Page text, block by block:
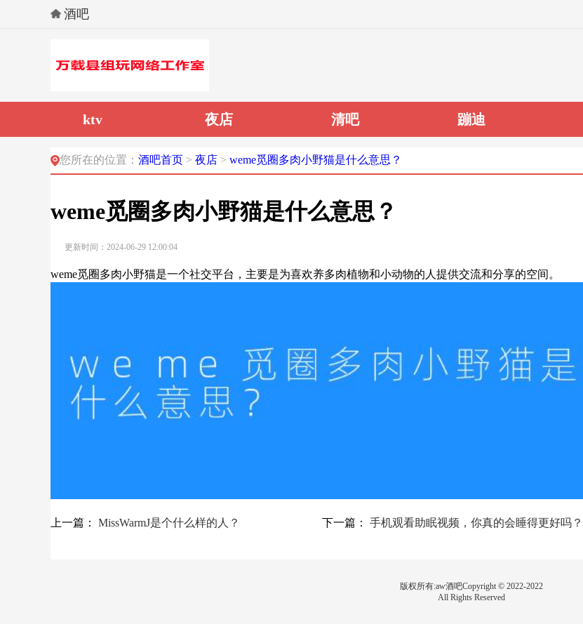
酒吧
ktv 夜店 清吧 蹦迪
您所在的位置： 酒吧首页 > 夜店 > weme觅圈多肉小野猫是什么意思？
weme觅圈多肉小野猫是什么意思？
更新时间：2024-06-29 12:00:04
weme觅圈多肉小野猫是一个社交平台，主要是为喜欢养多肉植物和小动物的人提供交流和分享的空间。
上一篇： MissWarmJ是个什么样的人？ 下一篇： 手机观看助眠视频，你真的会睡得更好吗？
版权所有:aw酒吧Copyright © 2022-2022
All Rights Reserved